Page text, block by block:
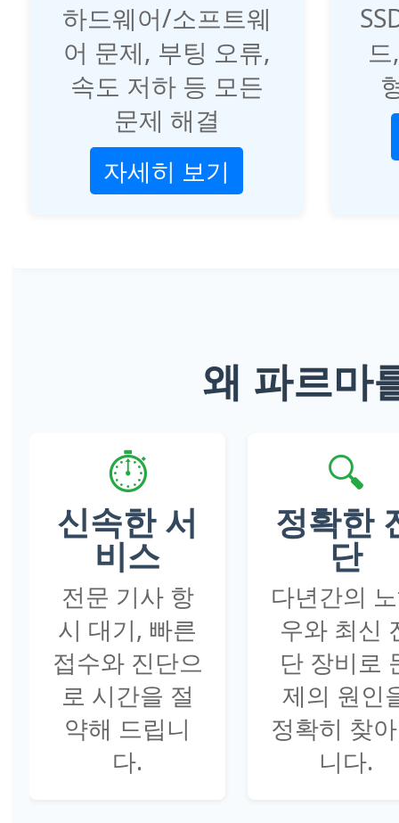
하드웨어/소프트웨
어 문제, 부팅 오류,
속도 저하 등 모든
문제 해결
자세히 보기
왜 파르마
⏱️
신속한 서
비스
전문 기사 항
시 대기, 빠른
접수와 진단으
로 시간을 절
약해 드립니
다.
🔍
정확한
단
다년간의
우와 최신
단 장비로
제의 원인
정확히 찾
니다.